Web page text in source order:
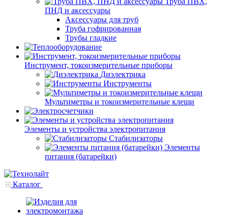
ПНД и аксессуары
Аксессуары для труб
Труба гофрированная
Трубы гладкие
Инструмент, токоизмерительные приборы
Диэлектрика
Инструменты
Мультиметры и токоизмерительные клещи
Элементы и устройства электропитания
Стабилизаторы
Элементы
питания (батарейки)
Каталог